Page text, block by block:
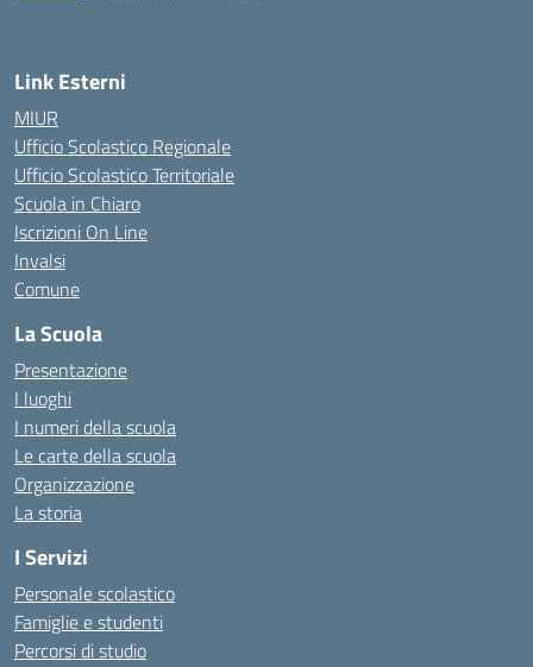
Link Esterni
MIUR
Ufficio Scolastico Regionale
Ufficio Scolastico Territoriale
Scuola in Chiaro
Iscrizioni On Line
Invalsi
Comune
La Scuola
Presentazione
I luoghi
I numeri della scuola
Le carte della scuola
Organizzazione
La storia
I Servizi
Personale scolastico
Famiglie e studenti
Percorsi di studio